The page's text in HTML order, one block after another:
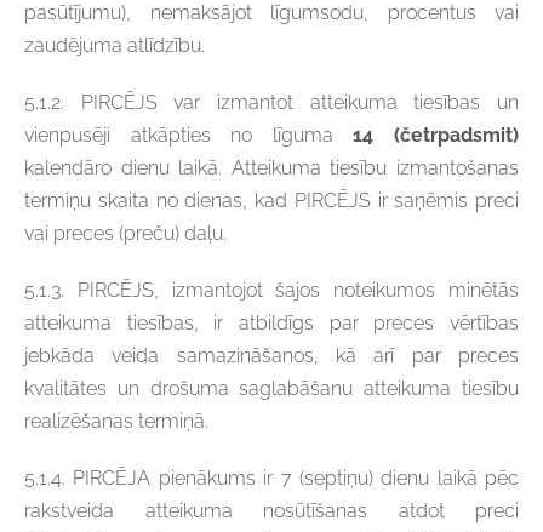
pasūtījumu), nemaksājot līgumsodu, procentus vai
zaudējuma atlīdzību.
5.1.2. PIRCĒJS var izmantot atteikuma tiesības un
vienpusēji atkāpties no līguma14 (četrpadsmit)
kalendāro dienu laikā. Atteikuma tiesību izmantošanas
termiņu skaita no dienas, kad PIRCĒJS ir saņēmis preci
vai preces (preču) daļu.
5.1.3. PIRCĒJS, izmantojot šajos noteikumos minētās
atteikuma tiesības, ir atbildīgs par preces vērtības
jebkāda veida samazināšanos, kā arī par preces
kvalitātes un drošuma saglabāšanu atteikuma tiesību
realizēšanas termiņā.
5.1.4. PIRCĒJA pienākums ir 7 (septiņu) dienu laikā pēc
rakstveida atteikuma nosūtīšanas atdot preci